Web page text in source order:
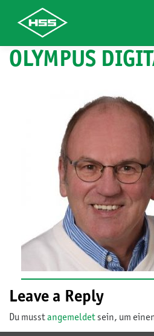
SkipOLYMPUS
Leave a Reply
Du musstangemeldetsein, um